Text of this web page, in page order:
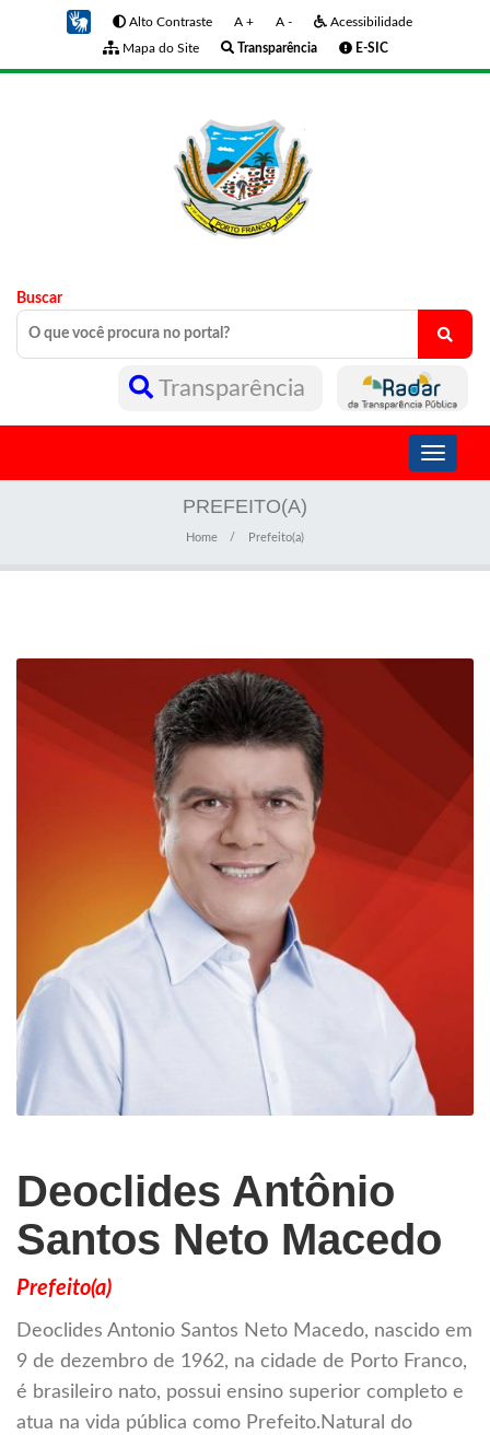
Alto Contraste A + A -
Acessibilidade
Mapa do Site
Transparência E-SIC
Buscar
Transparência
Toggle
PREFEITO(A)
Home Prefeito(a)
Deoclides Antônio
Santos Neto Macedo
Prefeito(a)
Deoclides Antonio Santos Neto Macedo, nascido em
9 de dezembro de 1962, na cidade de Porto Franco,
é brasileiro nato, possui ensino superior completo e
atua na vida pública como Prefeito.Natural do